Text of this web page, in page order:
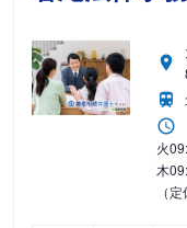
火
木
（